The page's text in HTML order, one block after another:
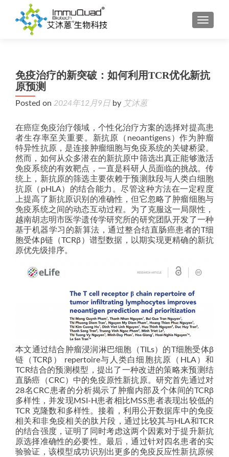
免疫治疗的新突破：如何利用TCR优化新抗
原预测
Posted on 2024年12月9日 by 艾沐蒽
在癌症免疫治疗领域，个性化治疗方案的选择对提高患
者生存率至关重要。新抗原（neoantigens）作为肿瘤
特异性抗原，是连接肿瘤细胞与免疫系统的关键桥梁。
然而，如何从众多潜在的新抗原中筛选出真正能够激活
免疫系统的有效靶点，一直是科研人员面临的挑战。传
统上，新抗原的筛选主要依赖于预测肽段与人类白细胞
抗原（pHLA）的结合能力。尽管这种方法在一定程度
上提高了新抗原识别的准确性，但它忽略了肿瘤细胞与
免疫系统之间的动态互动过程。为了克服这一局限性，
越南胡志明市医学遗传学研究所的研究团队开发了一种
基于机器学习的新算法，通过整合结直肠癌患者的T细
胞受体β链（TCRβ）谱型数据，以期实现更精确的新抗
原优先级排序。
本文通过结合肿瘤浸润淋巴细胞（TILs）的T细胞受体β
链（TCRβ） repertoire与人类白细胞抗原（HLA）和
TCR结合的预测模型，提出了一种改进的策略来预测结
直肠癌（CRC）中的免疫原性新抗原。研究首先通过对
28名CRC患者的分析揭示了肿瘤内部及个体间的TCRβ
多样性，并发现MSI-H患者相比MSS患者表现出较低的
TCR 克隆数和多样性。接着，利用公开数据库中的免疫
相关和非免疫相关的肽片段，通过比较其与HLA和TCR
的结合强度，证明了同时考虑这两个因素对于提升新抗
原选择准确性的必要性。最后，通过针对四名患者的实
验验证，该模型成功识别出更多的免疫反应性新抗原候